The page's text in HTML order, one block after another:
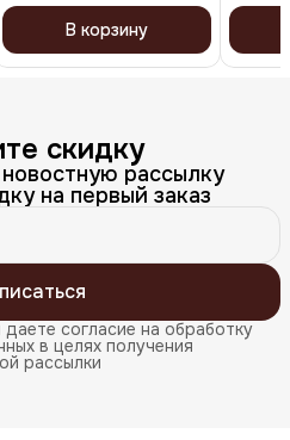
В корзину
скидку
рассылку
на первый заказ
согласие на обработку
в целях получения
рассылки